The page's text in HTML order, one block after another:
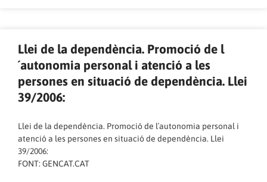
Llei de la dependència. Promoció de l
´autonomia personal i atenció a les
persones en situació de dependència. Llei
39/2006:
Llei de la dependència. Promoció de l´autonomia personal i
atenció a les persones en situació de dependència. Llei
39/2006:
FONT: GENCAT.CAT